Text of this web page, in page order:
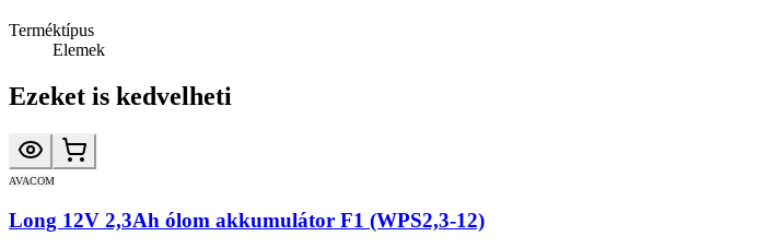
Terméktípus
Elemek
Ezeket is kedvelheti
AVACOM
Long 12V 2,3Ah ólom akkumulátor F1 (WPS2,3-12)